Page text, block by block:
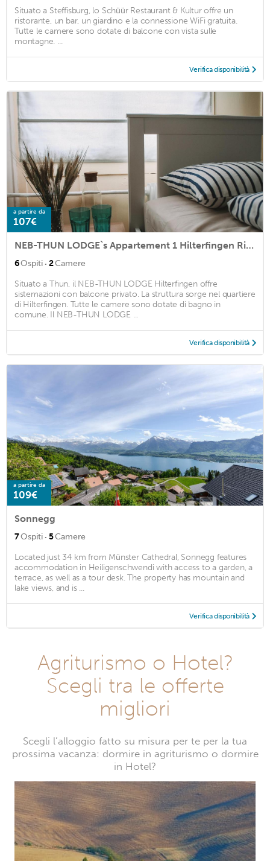
Situato a Steffisburg, lo Schüür Restaurant & Kultur offre un
ristorante, un bar, un giardino e la connessione WiFi gratuita.
Tutte le camere sono dotate di balcone con vista sulle
montagne. ...
Verifica disponibilità
a partire da
107€
NEB-THUN LODGE`s Appartement 1 Hilterfingen Ringstrasse 6
6Ospiti · 2Camere
Situato a Thun, il NEB-THUN LODGE Hilterfingen offre
sistemazioni con balcone privato. La struttura sorge nel quartiere
di Hilterfingen. Tutte le camere sono dotate di bagno in
comune. Il NEB-THUN LODGE ...
Verifica disponibilità
a partire da
109€
Sonnegg
7Ospiti · 5Camere
Located just 34 km from Münster Cathedral, Sonnegg features
accommodation in Heiligenschwendi with access to a garden, a
terrace, as well as a tour desk. The property has mountain and
lake views, and is ...
Verifica disponibilità
Agriturismo o Hotel?
Scegli tra le offerte
migliori
Scegli l’alloggio fatto su misura per te per la tua
prossima vacanza: dormire in agriturismo o dormire
in Hotel?